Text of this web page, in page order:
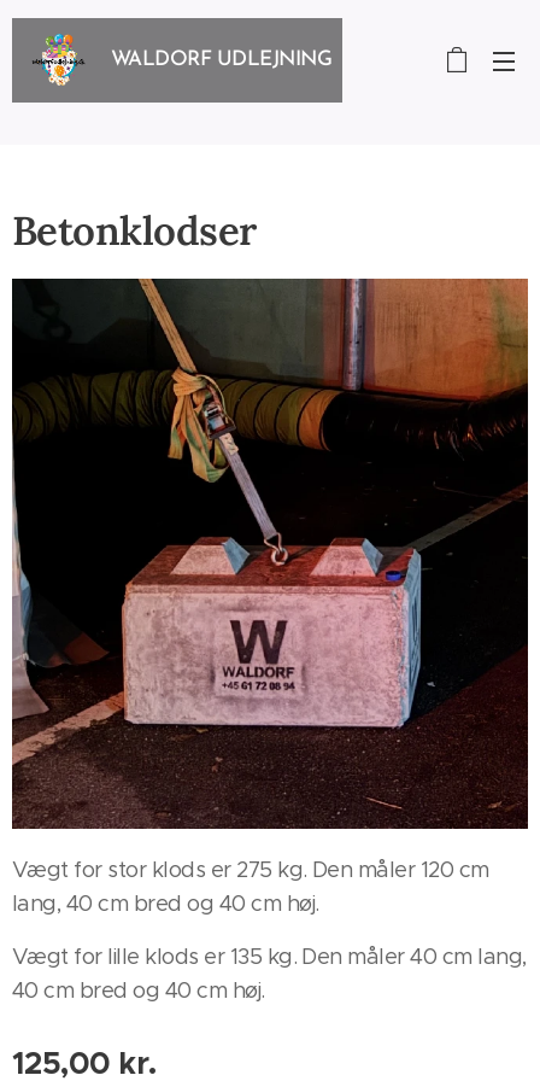
WALDORF UDLEJNING
Betonklodser
Vægt for stor klods er 275 kg. Den måler 120 cm
lang, 40 cm bred og 40 cm høj.
Vægt for lille klods er 135 kg. Den måler 40 cm lang,
40 cm bred og 40 cm høj.
125,00 kr.